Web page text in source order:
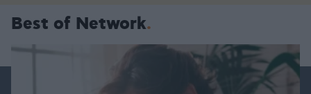
Best of Network